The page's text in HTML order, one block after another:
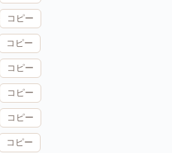
コピー
コピー
コピー
コピー
コピー
コピー